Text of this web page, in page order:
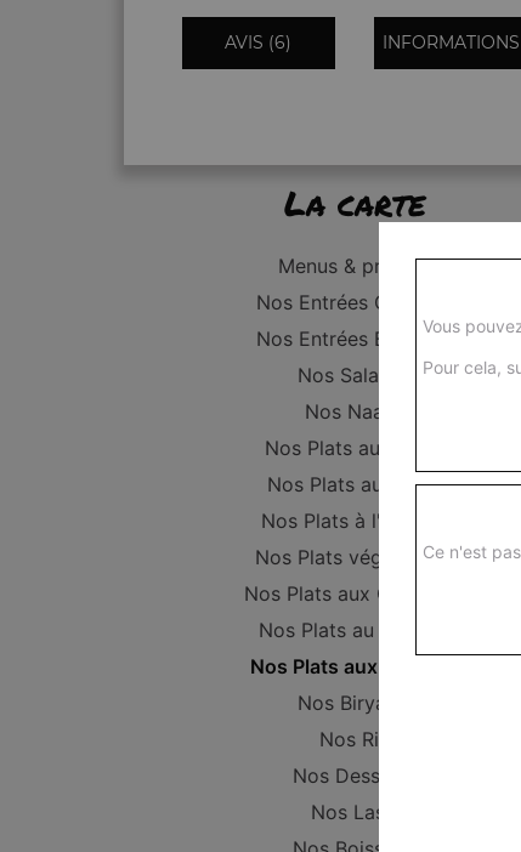
AVIS (6) INFORMATIONS
La carte
Menus & promos
Nos Entrées Grillades
Nos Entrées Beignets
Nos Salades
Nos Naans
Nos Plats au Poulet
Nos Plats au Boeuf
Nos Plats à l'Agneau
Nos Plats végétariens
Nos Plats aux Crevettes
Nos Plats au Poisson
Nos Plats aux Gambas
Nos Biryanis
Nos Riz
Nos Desserts
Nos Lassi
Vous
Pour cela,
Ce n'est